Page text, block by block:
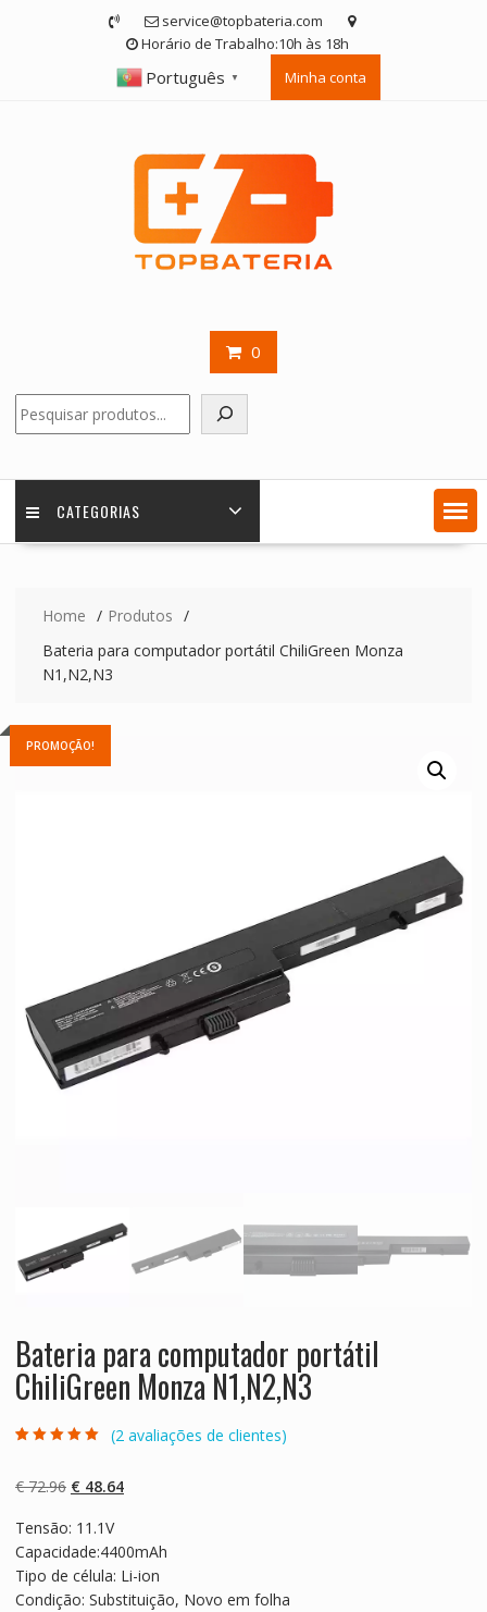
service@topbateria.com
Horário de Trabalho:10h às 18h
Português ▼ Minha conta
0
CATEGORIAS
Home
Produtos
Bateria para computador portátil ChiliGreen Monza
N1,N2,N3
PROMOÇÃO!
Bateria para computador portátil
ChiliGreen Monza N1,N2,N3
com base em
classificaçõe
(2 avaliações de clientes)
€72.96 O
original
era:
€ 72.96.
€48.64O
é:
€ 48.64.
Tensão: 11.1V
Capacidade:4400mAh
Tipo de célula: Li-ion
Condição: Substituição, Novo em folha